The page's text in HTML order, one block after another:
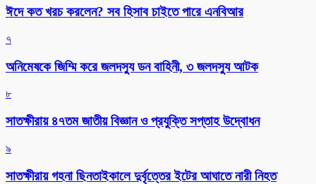
ঈদে কত খরচ করলেন? সব হিসাব চাইতে পারে এনবিআর
৭
অনিমেষকে জিম্মি করে জলদস্যু ডন বাহিনী, ৩ জলদস্যু আটক
৮
সাতক্ষীরায় ৪৭তম জাতীয় বিজ্ঞান ও প্রযুক্তি সপ্তাহ উদ্বোধন
৯
সাতক্ষীরায় গহনা ছিনতাইকালে দুর্বৃত্তের ইটের আঘাতে নারী নিহত